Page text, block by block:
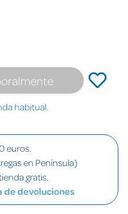
habitual.
euros.
en Península)
gratis.
de devoluciones